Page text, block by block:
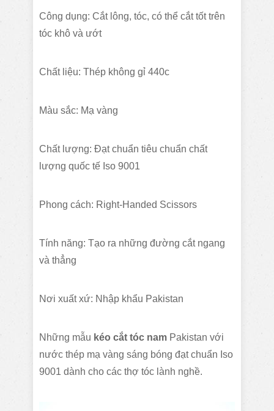
Công dụng: Cắt lông, tóc, có thể cắt tốt trên
tóc khô và ướt
Chất liệu: Thép không gỉ 440c
Màu sắc: Mạ vàng
Chất lượng: Đạt chuẩn tiêu chuẩn chất
lượng quốc tế Iso 9001
Phong cách: Right-Handed Scissors
Tính năng: Tạo ra những đường cắt ngang
và thẳng
Nơi xuất xứ: Nhập khẩu Pakistan
Những mẫu kéo cắt tóc nam Pakistan với
nước thép mạ vàng sáng bóng đạt chuẩn Iso
9001 dành cho các thợ tóc lành nghề.